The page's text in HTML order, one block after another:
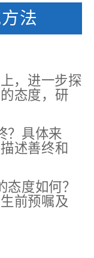
法
，进一步探
态度，研
？具体来
述善终和
度如何？
前预嘱及